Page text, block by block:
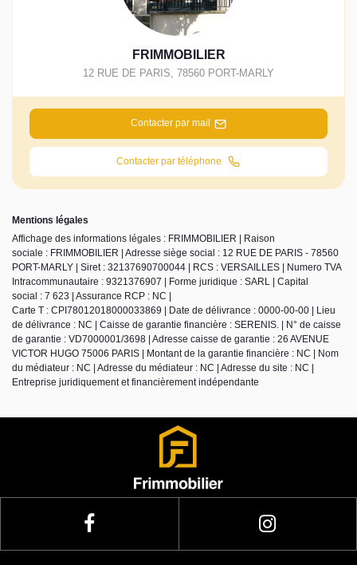
FRIMMOBILIER
12 RUE DE PARIS, 78560 PORT-MARLY
Contacter par mail
Contacter par téléphone
Mentions légales
Affichage des informations légales : FRIMMOBILIER | Raison
sociale : FRIMMOBILIER | Adresse siège social : 12 RUE DE PARIS - 78560
PORT-MARLY | Siret : 32137690700044 | RCS : VERSAILLES | Numero TVA
Intracommunautaire : 9321376907 | Forme juridique : SARL | Capital
social : 7 623 | Assurance RCP : NC |
Carte T : CPI78012018000033869 | Date de délivrance : 0000-00-00 | Lieu
de délivrance : NC | Caisse de garantie financière : SERENIS. | N° de caisse
de garantie : VD7000001/3698 | Adresse caisse de garantie : 26 AVENUE
VICTOR HUGO 75006 PARIS | Montant de la garantie financière : NC | Nom
du médiateur : NC | Adresse du médiateur : NC | Adresse du site : NC |
Entreprise juridiquement et financièrement indépendante